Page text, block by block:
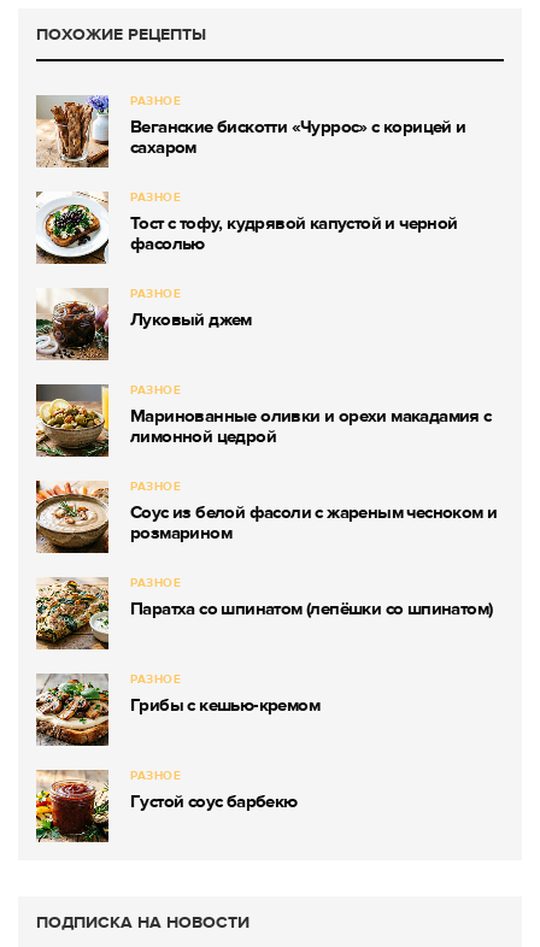
ПОХОЖИЕ РЕЦЕПТЫ
РАЗНОЕ
Веганские бискотти «Чуррос» с корицей и
сахаром
РАЗНОЕ
Тост с тофу, кудрявой капустой и черной
фасолью
РАЗНОЕ
Луковый джем
РАЗНОЕ
Маринованные оливки и орехи макадамия с
лимонной цедрой
РАЗНОЕ
Соус из белой фасоли с жареным чесноком и
розмарином
РАЗНОЕ
Паратха со шпинатом (лепёшки со шпинатом)
РАЗНОЕ
Грибы с кешью-кремом
РАЗНОЕ
Густой соус барбекю
ПОДПИСКА НА НОВОСТИ